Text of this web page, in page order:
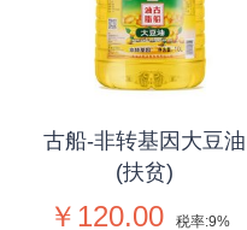
古船-非转基因大豆油
(扶贫)
￥120.00 税率:9%